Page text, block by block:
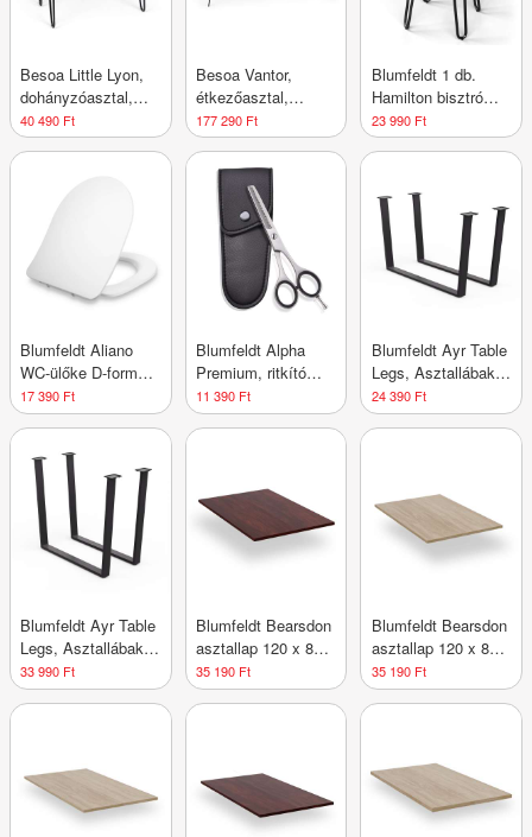
Besoa Little Lyon,
dohányzóasztal,
melamin/MDF, tölgy
furnér, acél keret,
40 490 Ft
Besoa Vantor,
étkezőasztal,
akácfa,
vaskonstrukció, 175
x 78 x 90 cm, fa
177 290 Ft
Blumfeldt 1 db.
Hamilton bisztró
szék Ø33 cm Fa
acélkeret
23 990 Ft
Blumfeldt Aliano
WC-ülőke D-forma,
lassú záródás,
antibakteriális
17 390 Ft
Blumfeldt Alpha
Premium, ritkító
olló, extra éles,
egyoldalas
11 390 Ft
Blumfeldt Ayr Table
Legs, Asztallábak
62 x 43 cm, fém
24 390 Ft
Blumfeldt Ayr Table
Legs, Asztallábak
82 x 72 cm, fém
33 990 Ft
Blumfeldt Bearsdon
asztallap 120 x 80
cm konyhához és
étkezőhöz,
35 190 Ft
Blumfeldt Bearsdon
asztallap 120 x 80
cm konyhához és
étkezőhöz, Tartós
35 190 Ft